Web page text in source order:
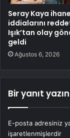
Seray Kaya
iddialarını
Işık’tan olay
geldi
Ağustos 6, 2026
Bir yanıt yazın
E-posta adresiniz
işaretlenmişlerdir